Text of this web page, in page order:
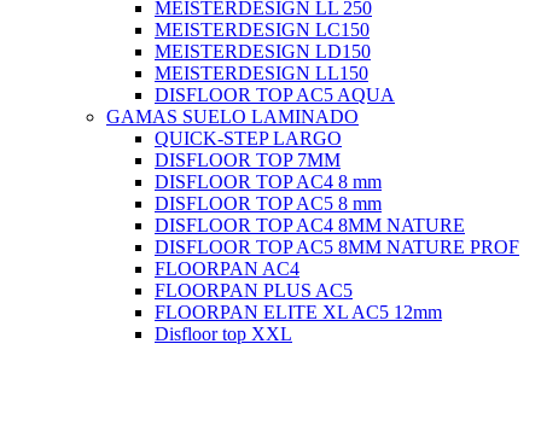
MEISTERDESIGN LL 250
MEISTERDESIGN LC150
MEISTERDESIGN LD150
MEISTERDESIGN LL150
DISFLOOR TOP AC5 AQUA
GAMAS SUELO LAMINADO
QUICK-STEP LARGO
DISFLOOR TOP 7MM
DISFLOOR TOP AC4 8 mm
DISFLOOR TOP AC5 8 mm
DISFLOOR TOP AC4 8MM NATURE
DISFLOOR TOP AC5 8MM NATURE PROF
FLOORPAN AC4
FLOORPAN PLUS AC5
FLOORPAN ELITE XL AC5 12mm
Disfloor top XXL